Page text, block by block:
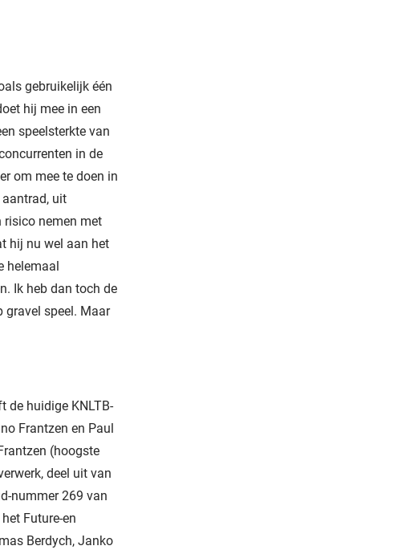
gebruikelijk één
hij mee in een
speelsterkte van
in de
om mee te doen in
uit
risico nemen met
hij nu wel aan het
helemaal
Ik heb dan toch de
gravel speel. Maar
de huidige KNLTB-
Frantzen en Paul
(hoogste
deel uit van
nummer 269 van
Future-en
Berdych, Janko